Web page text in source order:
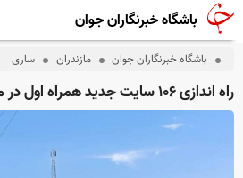
باشگاه خبرنگاران جوان
باشگاه خبرنگاران جوان مازندران ساری
راه اندازی ۱۰۶ سایت جدید همراه اول در مازندران